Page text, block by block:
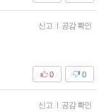
신고 | 공감 확인
0
0
신고 | 공감 확인